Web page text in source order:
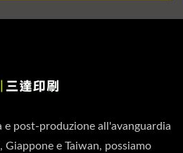
e post-produzione all'avanguardia
e Taiwan, possiamo